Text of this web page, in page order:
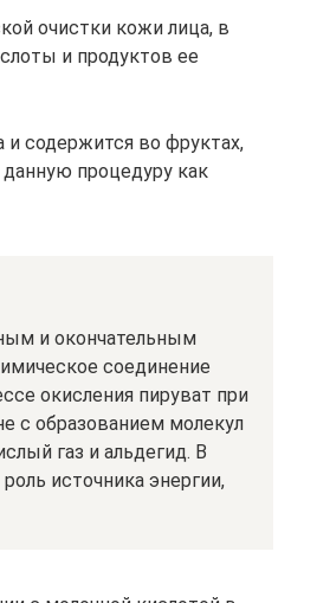
очистки кожи лица, в
и продуктов ее
и содержится во фруктах,
процедуру как
и окончательным
соединение
окисления пируват при
с образованием молекул
газ и альдегид. В
источника энергии,